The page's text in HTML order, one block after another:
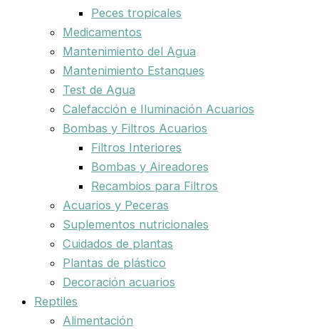
Peces tropicales
Medicamentos
Mantenimiento del Agua
Mantenimiento Estanques
Test de Agua
Calefacción e Iluminación Acuarios
Bombas y Filtros Acuarios
Filtros Interiores
Bombas y Aireadores
Recambios para Filtros
Acuarios y Peceras
Suplementos nutricionales
Cuidados de plantas
Plantas de plástico
Decoración acuarios
Reptiles
Alimentación